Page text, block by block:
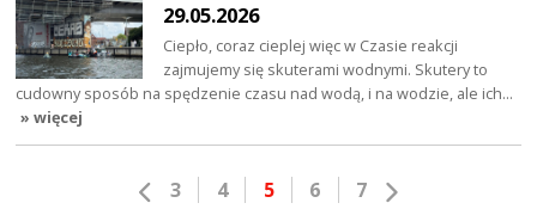
29.05.2026
Ciepło, coraz cieplej więc w Czasie reakcji
zajmujemy się skuterami wodnymi. Skutery to
cudowny sposób na spędzenie czasu nad wodą, i na wodzie, ale ich…
» więcej
3 4 5 6 7